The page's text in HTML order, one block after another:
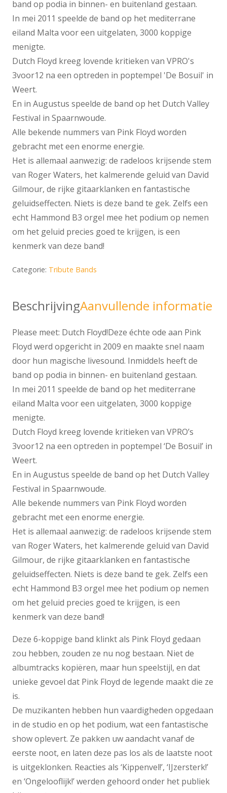
band op podia in binnen- en buitenland gestaan.
In mei 2011 speelde de band op het mediterrane
eiland Malta voor een uitgelaten, 3000 koppige
menigte.
Dutch Floyd kreeg lovende kritieken van VPRO's
3voor12 na een optreden in poptempel 'De Bosuil' in
Weert.
En in Augustus speelde de band op het Dutch Valley
Festival in Spaarnwoude.
Alle bekende nummers van Pink Floyd worden
gebracht met een enorme energie.
Het is allemaal aanwezig: de radeloos krijsende stem
van Roger Waters, het kalmerende geluid van David
Gilmour, de rijke gitaarklanken en fantastische
geluidseffecten. Niets is deze band te gek. Zelfs een
echt Hammond B3 orgel mee het podium op nemen
om het geluid precies goed te krijgen, is een
kenmerk van deze band!
Categorie: Tribute Bands
BeschrijvingAanvullende informatie
Please meet: Dutch Floyd!Deze échte ode aan Pink
Floyd werd opgericht in 2009 en maakte snel naam
door hun magische livesound. Inmiddels heeft de
band op podia in binnen- en buitenland gestaan.
In mei 2011 speelde de band op het mediterrane
eiland Malta voor een uitgelaten, 3000 koppige
menigte.
Dutch Floyd kreeg lovende kritieken van VPRO’s
3voor12 na een optreden in poptempel ‘De Bosuil’ in
Weert.
En in Augustus speelde de band op het Dutch Valley
Festival in Spaarnwoude.
Alle bekende nummers van Pink Floyd worden
gebracht met een enorme energie.
Het is allemaal aanwezig: de radeloos krijsende stem
van Roger Waters, het kalmerende geluid van David
Gilmour, de rijke gitaarklanken en fantastische
geluidseffecten. Niets is deze band te gek. Zelfs een
echt Hammond B3 orgel mee het podium op nemen
om het geluid precies goed te krijgen, is een
kenmerk van deze band!
Deze 6-koppige band klinkt als Pink Floyd gedaan
zou hebben, zouden ze nu nog bestaan. Niet de
albumtracks kopiëren, maar hun speelstijl, en dat
unieke gevoel dat Pink Floyd de legende maakt die ze
is.
De muzikanten hebben hun vaardigheden opgedaan
in de studio en op het podium, wat een fantastische
show oplevert. Ze pakken uw aandacht vanaf de
eerste noot, en laten deze pas los als de laatste noot
is uitgeklonken. Reacties als ‘Kippenvel!’, ‘IJzersterk!’
en ‘Ongelooflijk!’ werden gehoord onder het publiek